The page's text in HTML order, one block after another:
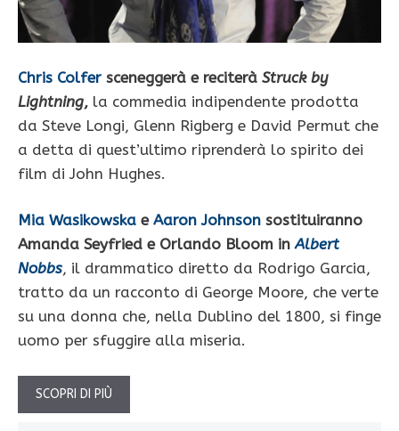
Chris Colfer sceneggerà e reciterà Struck by
Lightning, la commedia indipendente prodotta
da Steve Longi, Glenn Rigberg e David Permut che
a detta di quest’ultimo riprenderà lo spirito dei
film di John Hughes.
Mia Wasikowska e Aaron Johnson sostituiranno
Amanda Seyfried e Orlando Bloom inAlbert
Nobbs, il drammatico diretto da Rodrigo Garcia,
tratto da un racconto di George Moore, che verte
su una donna che, nella Dublino del 1800, si finge
uomo per sfuggire alla miseria.
SCOPRI DI PIÙ